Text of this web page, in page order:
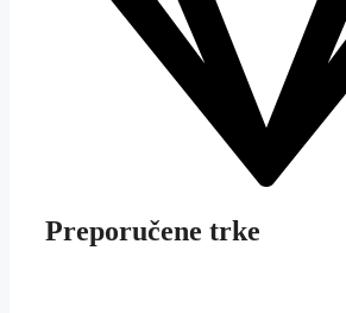
Preporučene trke